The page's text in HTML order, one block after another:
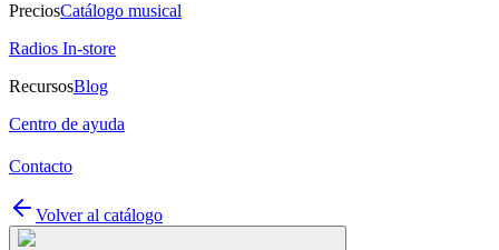
PreciosCatálogo musical
Radios In-store
RecursosBlog
Centro de ayuda
Contacto
Volver al catálogo